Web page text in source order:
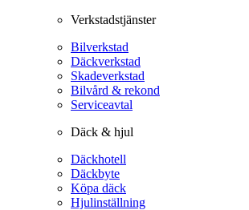
Verkstadstjänster
Bilverkstad
Däckverkstad
Skadeverkstad
Bilvård & rekond
Serviceavtal
Däck & hjul
Däckhotell
Däckbyte
Köpa däck
Hjulinställning